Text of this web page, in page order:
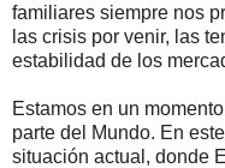
familiares siempre nos
las crisis por venir, las
estabilidad de los
Estamos en un
parte del Mundo. En este
situación actual, donde